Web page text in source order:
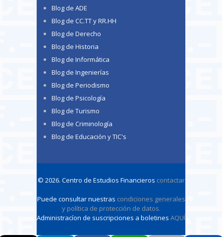
Blog de ADE
Blog de CC.TT y RR.HH
Blog de Derecho
Blog de Historia
Blog de Informática
Blog de Ingenierías
Blog de Periodismo
Blog de Psicología
Blog de Turismo
Blog de Criminología
Blog de Educación y TIC's
© 2026. Centro de Estudios Financieros contactar
Puede consultar nuestras condiciones generales
y política de protección de datos.
Administracíon de suscripciones a boletines AQUÍ